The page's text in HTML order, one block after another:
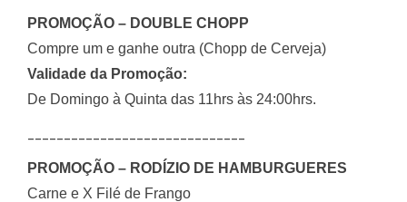
PROMOÇÃO – DOUBLE CHOPP
Compre um e ganhe outra (Chopp de Cerveja)
Validade da Promoção:
De Domingo à Quinta das 11hrs às 24:00hrs.
PROMOÇÃO – RODÍZIO DE HAMBURGUERES
Carne e X Filé de Frango